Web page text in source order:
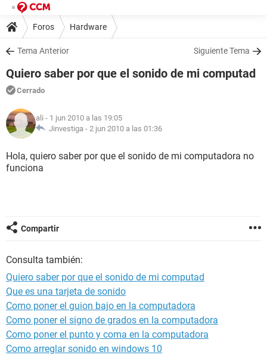
Foros Hardware
Tema Anterior Siguiente Tema
Quiero saber por que el sonido de mi computad
Cerrado
ali - 1 jun 2010 a las 19:05
Jinvestiga - 2 jun 2010 a las 01:36
Hola, quiero saber por que el sonido de mi computadora no
funciona
Compartir
Consulta también:
Quiero saber por que el sonido de mi computad
Que es una tarjeta de sonido
Como poner el guion bajo en la computadora
Como poner el signo de grados en la computadora
Como poner el punto y coma en la computadora
Como arreglar sonido en windows 10